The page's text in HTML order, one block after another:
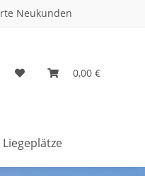
Neukunden
0,00 €
Liegeplätze